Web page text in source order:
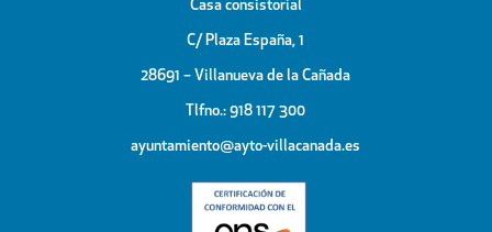
Casa consistorial
C/ Plaza España, 1
28691 – Villanueva de la Cañada
Tlfno.: 918 117 300
ayuntamiento@ayto-villacanada.es